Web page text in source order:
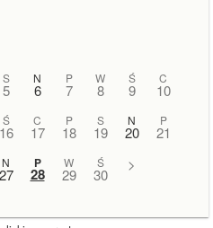
S
5
N
6
P
7
W
8
Ś
9
C
10
Ś
16
C
17
P
18
S
19
N
20
P
21
N
27
P
28
W
29
Ś
30
>